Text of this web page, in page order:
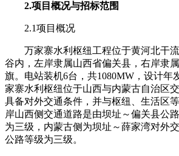
2.项目概况与招标范围
2.1项目概况
万家寨水利枢纽工程位于黄河北干
谷内，左岸隶属山西省偏关县，右岸隶
旗。电站装机6台，共1080MW，设计年
家寨水利枢纽位于山西与内蒙古自治区
具备对外交通条件，并与枢纽、生活区
岸山西侧交通道路是由坝址～偏关县公
为三级，内蒙古侧为坝址～薛家湾对外
公路等级为三级。